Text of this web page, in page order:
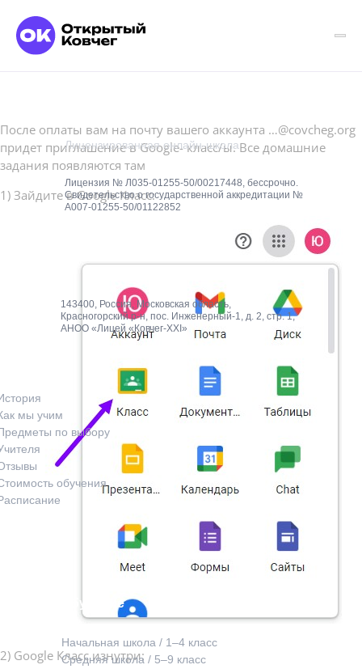
После оплаты вам на почту вашего аккаунта …@covcheg.org
придет приглашение в Google- класс/ы. Все домашние
задания появляются там
1) Зайдите в Google Класс:
2) Google Класс изнутри:
143400, Россия, Московская область,
Красногорский р-н, пос. Инженерный-1, д. 2, стр. 1,
АНОО «Лицей «Ковчег-XXI»
Лицензированная онлайн-школа
Лицензия № Л035-01255-50/00217448, бессрочно.
Свидетельство о государственной аккредитации №
А007-01255-50/01122852
мы учим
по выбору
обучения
Обучение
Начальная школа / 1–4 класс
Средняя школа / 5–9 класс